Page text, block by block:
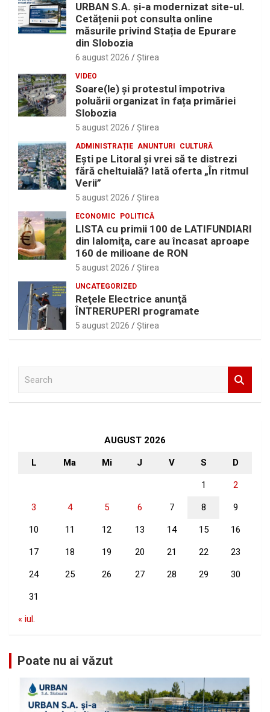
URBAN S.A. și-a modernizat site-ul.
Cetățenii pot consulta online
măsurile privind Stația de Epurare
din Slobozia
6 august 2026 Ştirea
VIDEO
Soare(le) și protestul împotriva
poluării organizat în fața primăriei
Slobozia
5 august 2026 Ştirea
ADMINISTRAȚIE ANUNTURI CULTURĂ
Eşti pe Litoral şi vrei să te distrezi
fără cheltuială? Iată oferta „În ritmul
Verii”
5 august 2026 Ştirea
ECONOMIC POLITICĂ
LISTA cu primii 100 de LATIFUNDIARI
din Ialomiţa, care au încasat aproape
160 de milioane de RON
5 august 2026 Ştirea
UNCATEGORIZED
Reţele Electrice anunţă
ÎNTRERUPERI programate
5 august 2026 Ştirea
AUGUST 2026
L Ma Mi J V S D
1 2
3 4 5 6 7 8 9
10 11 12 13 14 15 16
17 18 19 20 21 22 23
24 25 26 27 28 29 30
31
« iul.
Poate nu ai văzut